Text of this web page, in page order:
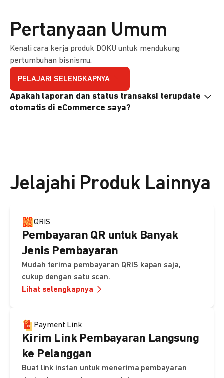
Pertanyaan Umum
Kenali cara kerja produk DOKU untuk mendukung
pertumbuhan bisnismu.
PELAJARI SELENGKAPNYA
Apakah laporan dan status transaksi terupdate
otomatis di eCommerce saya?
Jelajahi Produk Lainnya
QRIS
Pembayaran QR untuk Banyak
Jenis Pembayaran
Mudah terima pembayaran QRIS kapan saja,
cukup dengan satu scan.
Lihat selengkapnya
Payment Link
Kirim Link Pembayaran Langsung
ke Pelanggan
Buat link instan untuk menerima pembayaran